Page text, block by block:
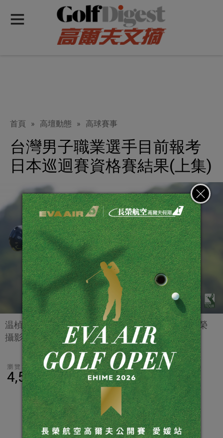
首頁 » 高壇動態 » 高球賽事
台灣男子職業選手目前報考
日本巡迴賽資格賽結果(上集)
温楨祥選手晉級日巡QT第三關。(TPGA提供/鍾豐榮
攝影)
瀏覽數
4,580 分享 LINE